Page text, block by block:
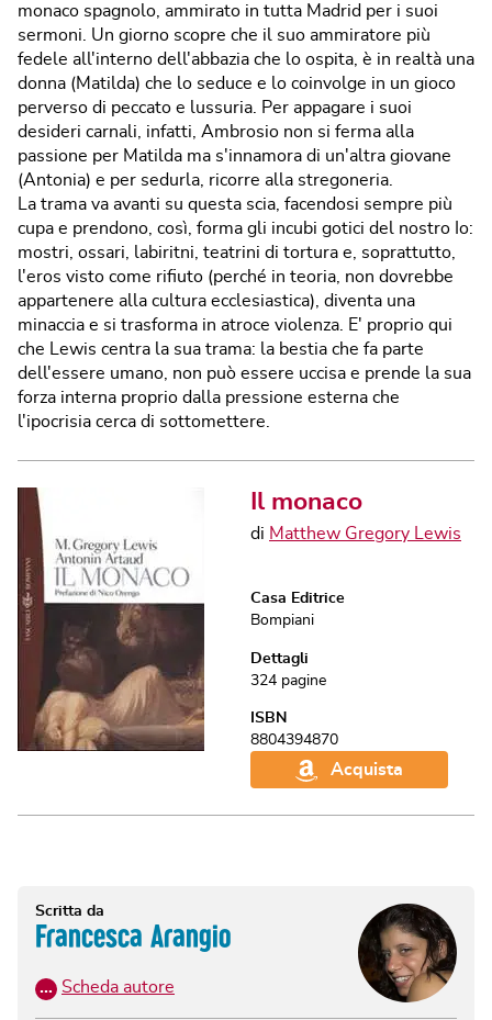
monaco spagnolo, ammirato in tutta Madrid per i suoi
sermoni. Un giorno scopre che il suo ammiratore più
fedele all'interno dell'abbazia che lo ospita, è in realtà una
donna (Matilda) che lo seduce e lo coinvolge in un gioco
perverso di peccato e lussuria. Per appagare i suoi
desideri carnali, infatti, Ambrosio non si ferma alla
passione per Matilda ma s'innamora di un'altra giovane
(Antonia) e per sedurla, ricorre alla stregoneria.
La trama va avanti su questa scia, facendosi sempre più
cupa e prendono, così, forma gli incubi gotici del nostro Io:
mostri, ossari, labiritni, teatrini di tortura e, soprattutto,
l'eros visto come rifiuto (perché in teoria, non dovrebbe
appartenere alla cultura ecclesiastica), diventa una
minaccia e si trasforma in atroce violenza. E' proprio qui
che Lewis centra la sua trama: la bestia che fa parte
dell'essere umano, non può essere uccisa e prende la sua
forza interna proprio dalla pressione esterna che
l'ipocrisia cerca di sottomettere.
Il monaco
di Matthew Gregory Lewis
Casa Editrice
Bompiani
Dettagli
324 pagine
ISBN
8804394870
Acquista
Scritta da
Francesca Arangio
… Scheda autore